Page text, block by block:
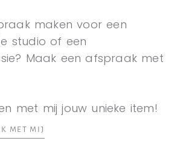
maken voor een
studio of een
Maak een afspraak met
met mij jouw unieke item!
MET MIJ